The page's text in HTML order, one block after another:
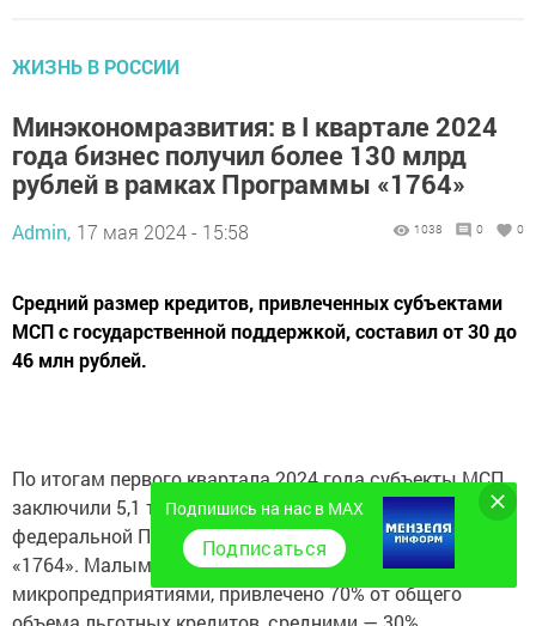
ЖИЗНЬ В РОССИИ
Минэкономразвития: в I квартале 2024
года бизнес получил более 130 млрд
рублей в рамках Программы «1764»
Admin, 17 мая 2024 - 15:58 1038 0 0
Средний размер кредитов, привлеченных субъектами
МСП с государственной поддержкой, составил от 30 до
46 млн рублей.
По итогам первого квартала 2024 года субъекты МСП
заключили 5,1 тыс. кредитных договоров в рамках
федеральной Программы льготного кредитования
«1764». Малым бизнесом, в том числе
микропредприятиями, привлечено 70% от общего
Подпишись на нас в MAX
Подписаться